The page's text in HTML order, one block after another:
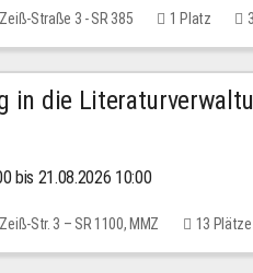
Straße 3 - SR 385 1 Platz
in die
bis 21.08.2026 10:00
Str. 3 – SR 1100, MMZ 13 Plätze